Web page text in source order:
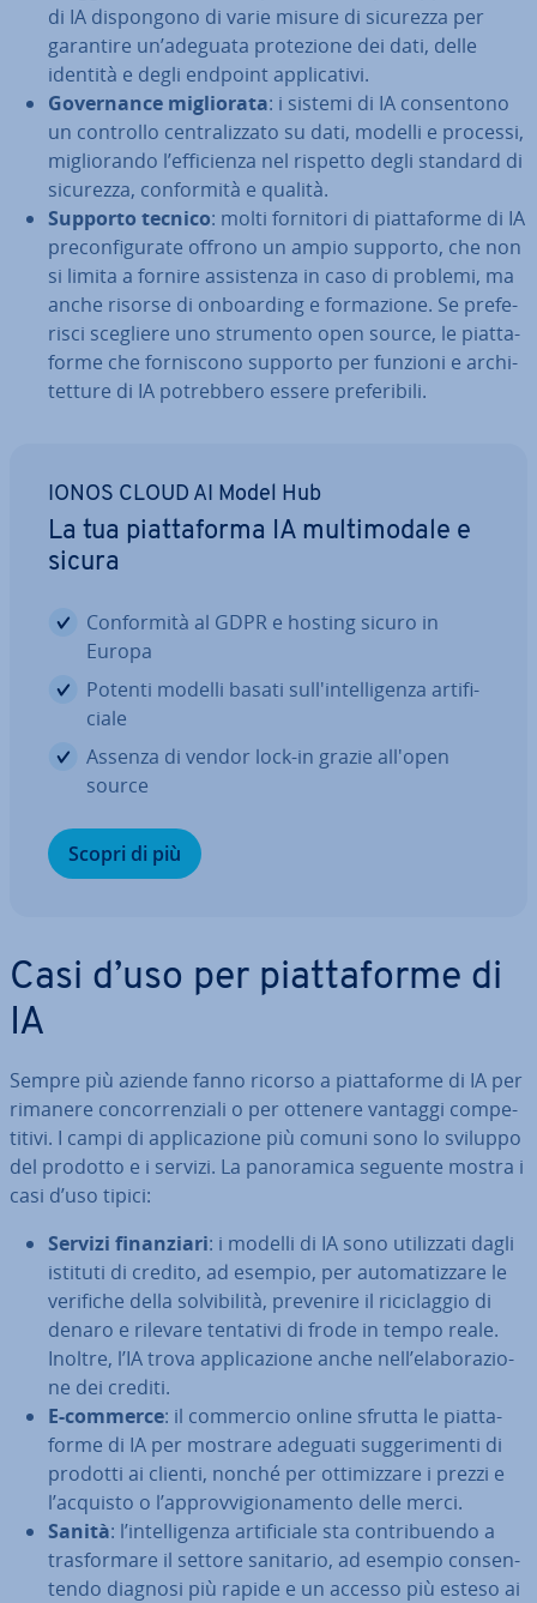
di IA di­spon­go­no di varie misure di sicurezza per
garantire un’adeguata pro­te­zio­ne dei dati, delle
identità e degli endpoint ap­pli­ca­ti­vi.
Go­ver­nan­ce mi­glio­ra­ta: i sistemi di IA con­sen­to­no
un controllo cen­tra­liz­za­to su dati, modelli e processi,
mi­glio­ran­do l’ef­fi­cien­za nel rispetto degli standard di
sicurezza, con­for­mi­tà e qualità.
Supporto tecnico: molti fornitori di piat­ta­for­me di IA
pre­con­fi­gu­ra­te offrono un ampio supporto, che non
si limita a fornire as­si­sten­za in caso di problemi, ma
anche risorse di on­boar­ding e for­ma­zio­ne. Se pre­fe­
ri­sci scegliere uno strumento open source, le piat­ta­
for­me che for­ni­sco­no supporto per funzioni e ar­chi­
tet­tu­re di IA po­treb­be­ro essere pre­fe­ri­bi­li.
IONOS CLOUD AI Model Hub
La tua piat­ta­for­ma IA mul­ti­mo­da­le e
sicura
Con­for­mi­tà al GDPR e hosting sicuro in
Europa
Potenti modelli basati sul­l'in­tel­li­gen­za ar­ti­fi­
cia­le
Assenza di vendor lock-in grazie all'open
source
Scopri di più
Casi d’uso per piat­ta­for­me di
IA
Sempre più aziende fanno ricorso a piat­ta­for­me di IA per
rimanere con­cor­ren­zia­li o per ottenere vantaggi com­pe­
ti­ti­vi. I campi di ap­pli­ca­zio­ne più comuni sono lo sviluppo
del prodotto e i servizi. La pa­no­ra­mi­ca seguente mostra i
casi d’uso tipici:
Servizi fi­nan­zia­ri: i modelli di IA sono uti­liz­za­ti dagli
istituti di credito, ad esempio, per au­to­ma­tiz­za­re le
verifiche della sol­vi­bi­li­tà, prevenire il ri­ci­clag­gio di
denaro e rilevare tentativi di frode in tempo reale.
Inoltre, l’IA trova ap­pli­ca­zio­ne anche nell’ela­bo­ra­zio­
ne dei crediti.
E-commerce: il commercio online sfrutta le piat­ta­
for­me di IA per mostrare adeguati sug­ge­ri­men­ti di
prodotti ai clienti, nonché per ot­ti­miz­za­re i prezzi e
l’acquisto o l’ap­prov­vi­gio­na­men­to delle merci.
Sanità: l’in­tel­li­gen­za ar­ti­fi­cia­le sta con­tri­buen­do a
tra­sfor­ma­re il settore sanitario, ad esempio con­sen­
ten­do diagnosi più rapide e un accesso più esteso ai